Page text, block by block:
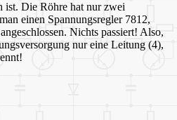
ist. Die Röhre hat nur zwei
einen Spannungsregler 7812,
Nichts passiert! Also,
nur eine Leitung (4),